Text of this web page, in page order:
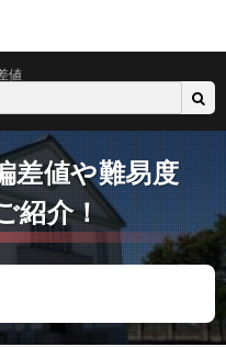
値
差値や難易度
紹介！